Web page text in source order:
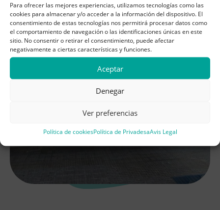
Para ofrecer las mejores experiencias, utilizamos tecnologías como las
cookies para almacenar y/o acceder a la información del dispositivo. El
consentimiento de estas tecnologías nos permitirá procesar datos como
el comportamiento de navegación o las identificaciones únicas en este
sitio. No consentir o retirar el consentimiento, puede afectar
negativamente a ciertas características y funciones.
Aceptar
Denegar
Ver preferencias
Política de cookiesPolítica de PrivadesaAvis Legal